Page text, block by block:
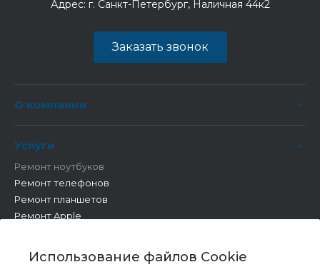
Использование файлов Cookie
Адрес: г. Санкт-Петербург, Наличная 44к2
Заказать звонок
О компании
Услуги
Ремонт ноутбуков
Ремонт телефонов
Ремонт планшетов
Ремонт Apple